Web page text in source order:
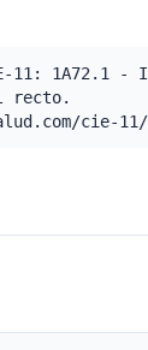
11: 1A72.1 -
recto.
cie-11/